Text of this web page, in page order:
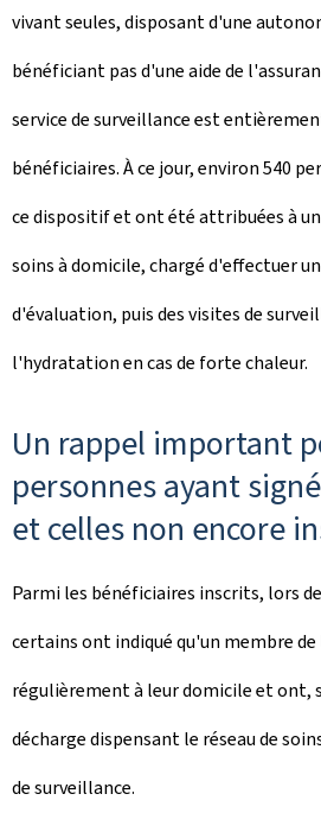
e
vivant seules, disposant d'une
bénéficiant pas d'une aide de
service de surveillance est
bénéficiaires. À ce jour, environ 540
ce dispositif et ont été attribuées à un
soins à domicile, chargé d'effectuer
d'évaluation, puis des visites de
l'hydratation en cas de forte chaleur.
Un rappel important
personnes ayant
et celles non encore
Parmi les bénéficiaires inscrits, lors
certains ont indiqué qu'un membre
régulièrement à leur domicile et ont,
décharge dispensant le réseau de
de surveillance.